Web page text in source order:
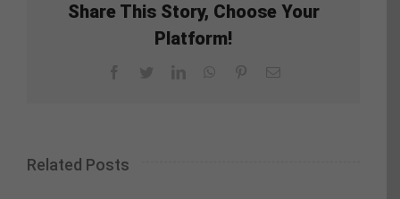
Share This Story, Choose Your
Platform!
Related Posts